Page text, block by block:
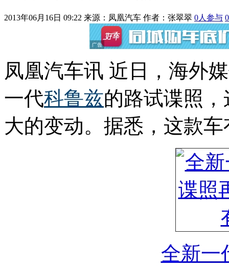
2013年06月16日 09:22 来源：凤凰汽车 作者： 张翠翠 0人参与 0
凤凰汽车讯 近日，海外
一代科鲁兹的路试谍照，
大的变动。据悉，这款
全新一